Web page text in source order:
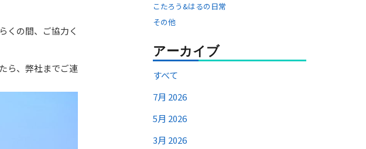
くの間、ご協力く
ら、弊社までご連
こたろう&はるの日常
その他
アーカイブ
すべて
7月 2026
5月 2026
3月 2026